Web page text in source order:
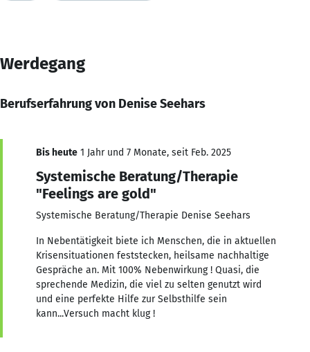
Werdegang
Berufserfahrung von Denise Seehars
Bis heute 1 Jahr und 7 Monate, seit Feb. 2025
Systemische Beratung/Therapie
"Feelings are gold"
Systemische Beratung/Therapie Denise Seehars
In Nebentätigkeit biete ich Menschen, die in aktuellen
Krisensituationen feststecken, heilsame nachhaltige
Gespräche an. Mit 100% Nebenwirkung ! Quasi, die
sprechende Medizin, die viel zu selten genutzt wird
und eine perfekte Hilfe zur Selbsthilfe sein
kann...Versuch macht klug !